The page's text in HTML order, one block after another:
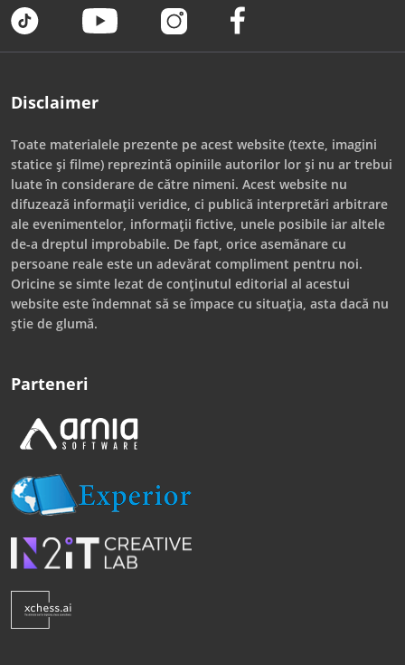
Disclaimer
Toate materialele prezente pe acest website (texte, imagini
statice și filme) reprezintă opiniile autorilor lor și nu ar trebui
luate în considerare de către nimeni. Acest website nu
difuzează informații veridice, ci publică interpretări arbitrare
ale evenimentelor, informații fictive, unele posibile iar altele
de-a dreptul improbabile. De fapt, orice asemănare cu
persoane reale este un adevărat compliment pentru noi.
Oricine se simte lezat de conținutul editorial al acestui
website este îndemnat să se împace cu situația, asta dacă nu
știe de glumă.
Parteneri